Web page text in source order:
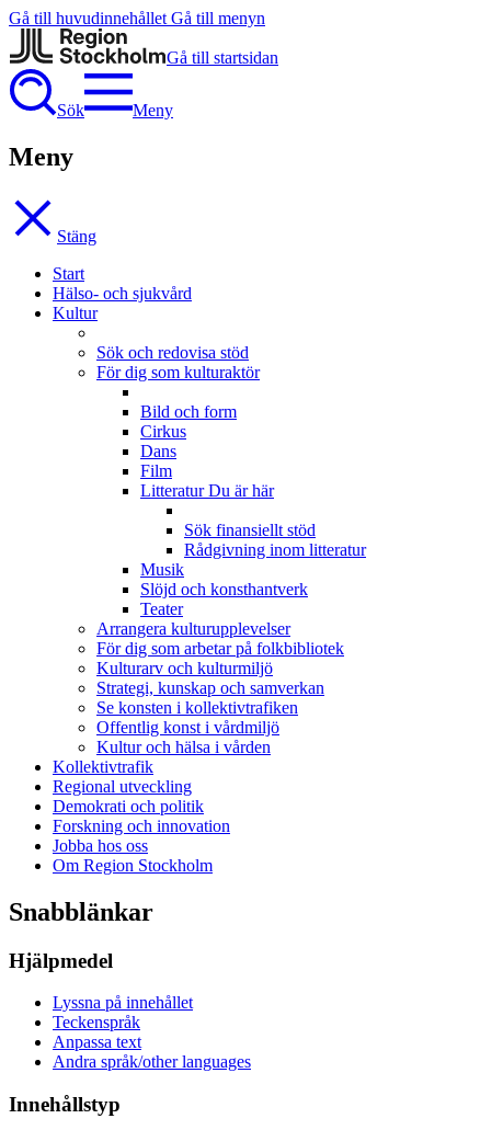
Gå till huvudinnehållet Gå till menyn
Gå till startsidan
Sök Meny
Meny
Stäng
Start
Hälso- och sjukvård
Kultur
Sök och redovisa stöd
För dig som kulturaktör
Bild och form
Cirkus
Dans
Film
Litteratur Du är här
Sök finansiellt stöd
Rådgivning inom litteratur
Musik
Slöjd och konsthantverk
Teater
Arrangera kulturupplevelser
För dig som arbetar på folkbibliotek
Kulturarv och kulturmiljö
Strategi, kunskap och samverkan
Se konsten i kollektivtrafiken
Offentlig konst i vårdmiljö
Kultur och hälsa i vården
Kollektivtrafik
Regional utveckling
Demokrati och politik
Forskning och innovation
Jobba hos oss
Om Region Stockholm
Snabblänkar
Hjälpmedel
Lyssna på innehållet
Teckenspråk
Anpassa text
Andra språk/other languages
Innehållstyp